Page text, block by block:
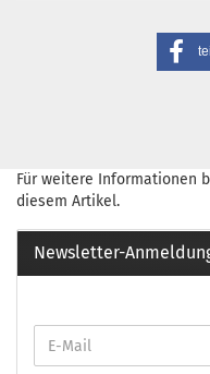
Für weitere Informationen
diesem Artikel.
Newsletter-